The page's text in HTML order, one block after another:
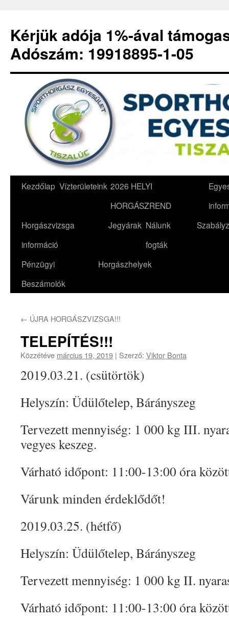
Kérjük adója 1%-ával
Adószám: 19918895-1-05
Kilépés
tartalomba
Kezdőlap Vízterületeink 2026 HELYI
HORGÁSZREND
Horgászvizsga
információ
Jegyárak Nálunk
fogták
Pénzügyi
Beszámolók
Horgászhelyek
← ÚJRA HORGÁSZVIZSGA!!!
TELEPÍTÉS!!!
Közzétéve március 19, 2019 | Szerző: Viktor Bonta
2019.03.21. (csütörtök)
Helyszín: Üdülőtelep, Bárányszeg
Tervezett mennyiség: 1 000 kg III.
vegyes keszeg.
Várható időpont: 11:00-13:00 óra
Várunk minden érdeklődőt!
2019.03.25. (hétfő)
Helyszín: Üdülőtelep, Bárányszeg
Tervezett mennyiség: 1 000 kg II.
Várható időpont: 11:00-13:00 óra